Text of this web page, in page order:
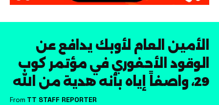
الأمين العام لأوبك يدافع عن
الوقود الأحفوري في مؤتمر كوب
29، واصفاً إياه بأنه هدية من الله
From TT STAFF REPORTER